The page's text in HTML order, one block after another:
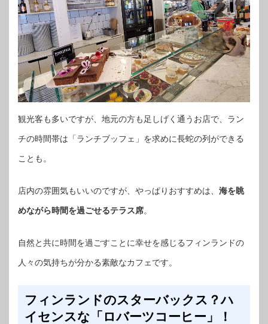
観光客も多いですが、地元の方も足しげく通うお店で、ラン
チの時間帯は「ランチブッフェ」を求めに長蛇の列ができる
ことも。
店内の雰囲気もいいのですが、やっぱりおすすめは、 海を眺
めながら時間を過ごせるテラス席。
自然と共に時間を過ごすことに幸せを感じるフィンランドの
人々の気持ちが分かる素敵なカフェです。
フィンランドのスターバックス？ハ
イセンスな「ロバーツコーヒー」！